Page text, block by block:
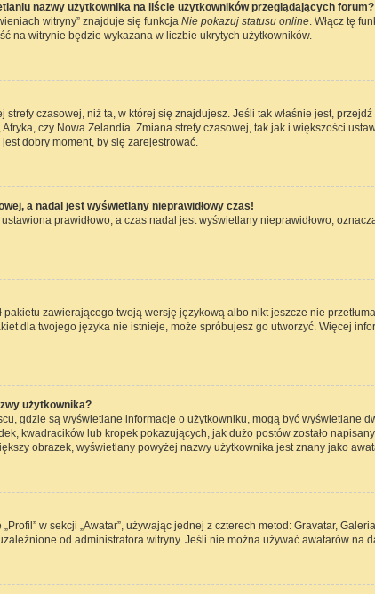
nazwy użytkownika na liście użytkowników przeglądających forum?
witryny” znajduje się funkcja Nie pokazuj statusu online. Włącz tę
na witrynie będzie wykazana w liczbie ukrytych użytkowników.
strefy czasowej, niż ta, w której się znajdujesz. Jeśli tak właśnie jest,
czy Nowa Zelandia. Zmiana strefy czasowej, tak jak i większości
dobry moment, by się zarejestrować.
a nadal jest wyświetlany nieprawidłowy czas!
prawidłowo, a czas nadal jest wyświetlany nieprawidłowo,
pakietu zawierającego twoją wersję językową albo nikt jeszcze nie
dla twojego języka nie istnieje, może spróbujesz go utworzyć. Więcej
użytkownika?
gdzie są wyświetlane informacje o użytkowniku, mogą być wyświetlane
kwadracików lub kropek pokazujących, jak dużo postów zostało
obrazek, wyświetlany powyżej nazwy użytkownika jest znany jako
w sekcji „Awatar”, używając jednej z czterech metod: Gravatar,
od administratora witryny. Jeśli nie można używać awatarów na